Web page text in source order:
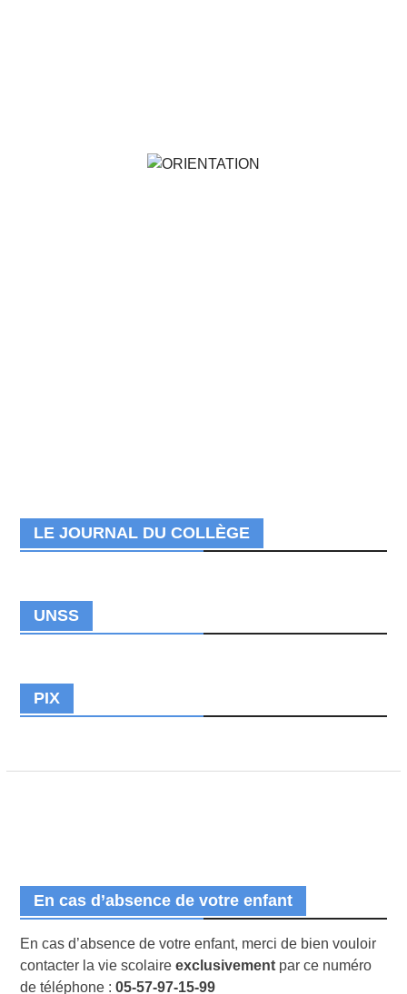
LE JOURNAL DU COLLÈGE
UNSS
PIX
En cas d’absence de votre enfant
En cas d’absence de votre enfant, merci de bien vouloir
contacter la vie scolaire exclusivementpar ce numéro
de téléphone : 05-57-97-15-99